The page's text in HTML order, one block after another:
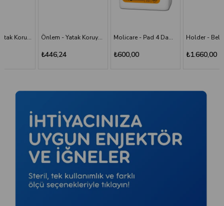
Önlem - Yatak Koruyucu 60*90 - 30'lu Paket Molicare - Pad 4 Damla - Mesane Pedi Holder - Belbantlı Hasta Bezi - S - 120 Adet, 4 Paket